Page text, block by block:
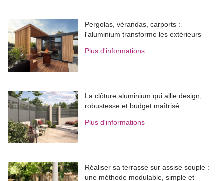
Pergolas, vérandas, carports :
l'aluminium transforme les extérieurs
Plus d'informations
La clôture aluminium qui allie design,
robustesse et budget maîtrisé
Plus d'informations
Réaliser sa terrasse sur assise souple :
une méthode modulable, simple et